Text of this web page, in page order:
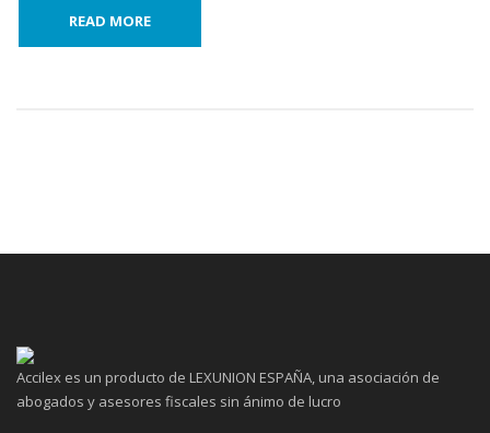
READ MORE
Accilex es un producto de LEXUNION ESPAÑA, una asociación de
abogados y asesores fiscales sin ánimo de lucro